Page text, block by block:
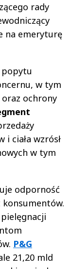
rady
na emeryturę
popytu
w tym
ochrony
ciała wzrósł
w tym
odporność
P&G
21,20 mld